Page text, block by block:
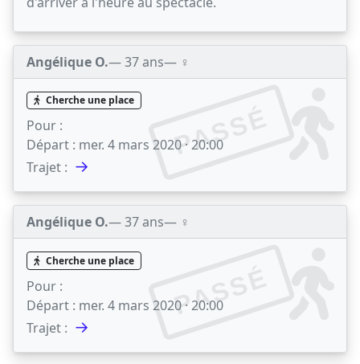
Angélique O.— 37 ans— ♀️
PASSÉ
Cherche une place
Pour :
Départ : mer. 4 mars 2020 · 20:00
Trajet : →
Angélique O.— 37 ans— ♀️
PASSÉ
Cherche une place
Pour :
Départ : mer. 4 mars 2020 · 20:00
Trajet : →